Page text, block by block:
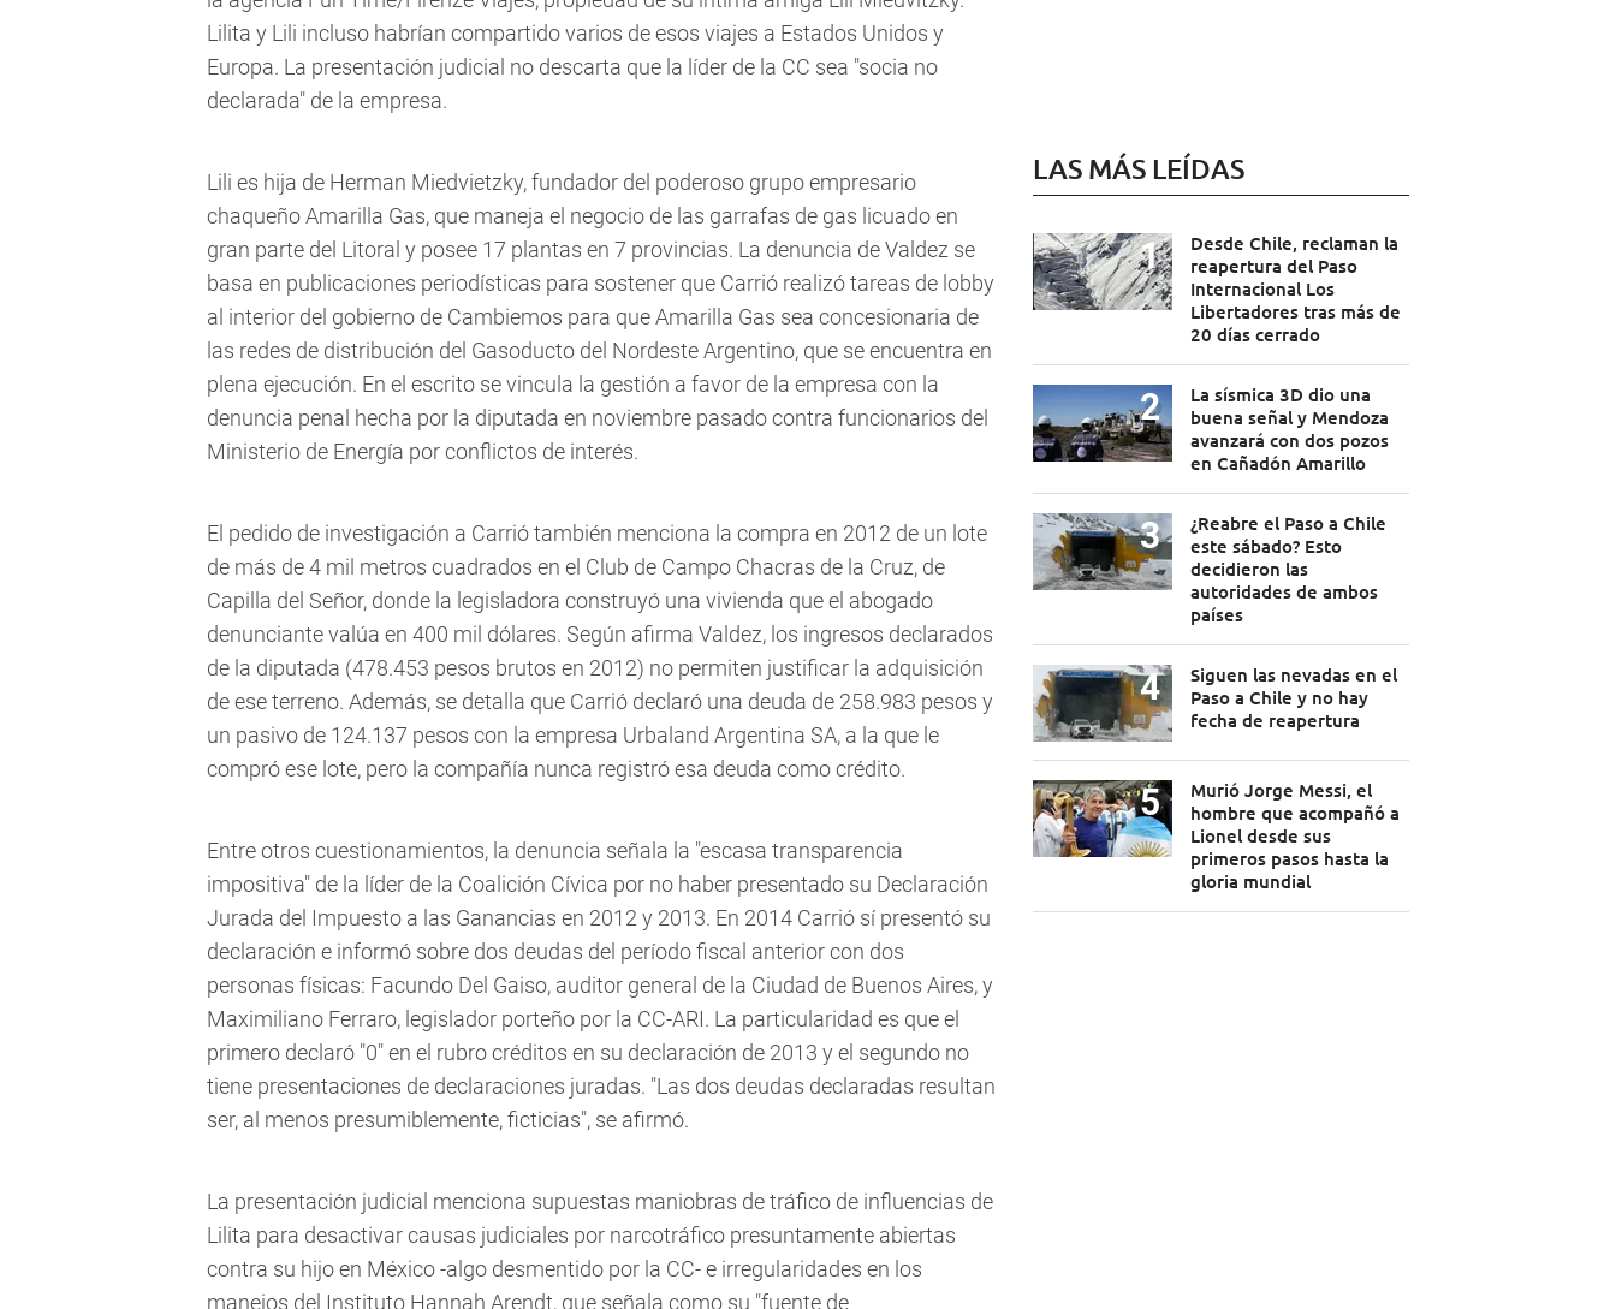
Lilita y Lili incluso habrían compartido varios de esos viajes a Estados Unidos y
Europa. La presentación judicial no descarta que la líder de la CC sea "socia no
declarada" de la empresa.
Lili es hija de Herman Miedvietzky, fundador del poderoso grupo empresario
chaqueño Amarilla Gas, que maneja el negocio de las garrafas de gas licuado en
gran parte del Litoral y posee 17 plantas en 7 provincias. La denuncia de Valdez se
basa en publicaciones periodísticas para sostener que Carrió realizó tareas de lobby
al interior del gobierno de Cambiemos para que Amarilla Gas sea concesionaria de
las redes de distribución del Gasoducto del Nordeste Argentino, que se encuentra en
plena ejecución. En el escrito se vincula la gestión a favor de la empresa con la
denuncia penal hecha por la diputada en noviembre pasado contra funcionarios del
Ministerio de Energía por conflictos de interés.
El pedido de investigación a Carrió también menciona la compra en 2012 de un lote
de más de 4 mil metros cuadrados en el Club de Campo Chacras de la Cruz, de
Capilla del Señor, donde la legisladora construyó una vivienda que el abogado
denunciante valúa en 400 mil dólares. Según afirma Valdez, los ingresos declarados
de la diputada (478.453 pesos brutos en 2012) no permiten justificar la adquisición
de ese terreno. Además, se detalla que Carrió declaró una deuda de 258.983 pesos y
un pasivo de 124.137 pesos con la empresa Urbaland Argentina SA, a la que le
compró ese lote, pero la compañía nunca registró esa deuda como crédito.
Entre otros cuestionamientos, la denuncia señala la "escasa transparencia
impositiva" de la líder de la Coalición Cívica por no haber presentado su Declaración
Jurada del Impuesto a las Ganancias en 2012 y 2013. En 2014 Carrió sí presentó su
declaración e informó sobre dos deudas del período fiscal anterior con dos
personas físicas: Facundo Del Gaiso, auditor general de la Ciudad de Buenos Aires, y
Maximiliano Ferraro, legislador porteño por la CC-ARI. La particularidad es que el
primero declaró "0" en el rubro créditos en su declaración de 2013 y el segundo no
tiene presentaciones de declaraciones juradas. "Las dos deudas declaradas resultan
ser, al menos presumiblemente, ficticias", se afirmó.
La presentación judicial menciona supuestas maniobras de tráfico de influencias de
Lilita para desactivar causas judiciales por narcotráfico presuntamente abiertas
contra su hijo en México -algo desmentido por la CC- e irregularidades en los
manejos del Instituto Hannah Arendt, que señala como su "fuente de
LAS MÁS LEÍDAS
Desde Chile, reclaman la
reapertura del Paso
Internacional Los
Libertadores tras más de
20 días cerrado
La sísmica 3D dio una
buena señal y Mendoza
avanzará con dos pozos
en Cañadón Amarillo
¿Reabre el Paso a Chile
este sábado? Esto
decidieron las
autoridades de ambos
países
Siguen las nevadas en el
Paso a Chile y no hay
fecha de reapertura
Murió Jorge Messi, el
hombre que acompañó a
Lionel desde sus
primeros pasos hasta la
gloria mundial